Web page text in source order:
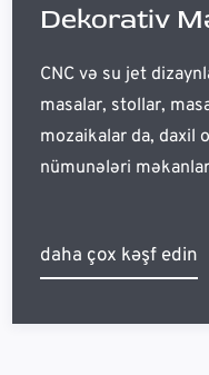
Dekorativ
CNC və su jet
masalar, stollar,
mozaikalar da, daxil
nümunələri
daha çox kəşf edin